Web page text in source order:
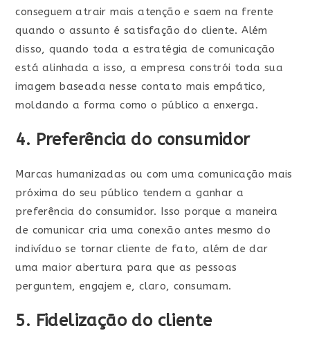
conseguem atrair mais atenção e saem na frente
quando o assunto é satisfação do cliente. Além
disso, quando toda a estratégia de comunicação
está alinhada a isso, a empresa constrói toda sua
imagem baseada nesse contato mais empático,
moldando a forma como o público a enxerga.
4. Preferência do consumidor
Marcas humanizadas ou com uma comunicação mais
próxima do seu público tendem a ganhar a
preferência do consumidor. Isso porque a maneira
de comunicar cria uma conexão antes mesmo do
indivíduo se tornar cliente de fato, além de dar
uma maior abertura para que as pessoas
perguntem, engajem e, claro, consumam.
5. Fidelização do cliente